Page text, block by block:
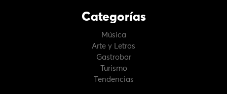
Categorías
Música
Arte y Letras
Gastrobar
Turismo
Tendencias